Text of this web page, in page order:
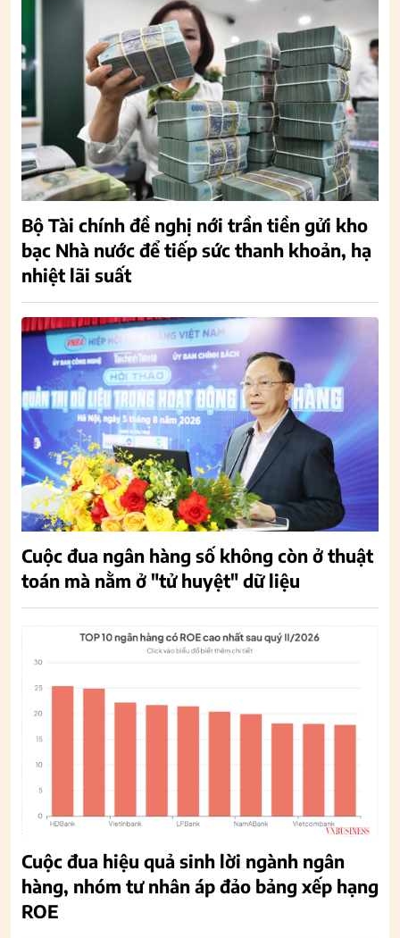
Bộ Tài chính đề nghị nới trần tiền gửi kho
bạc Nhà nước để tiếp sức thanh khoản, hạ
nhiệt lãi suất
Cuộc đua ngân hàng số không còn ở thuật
toán mà nằm ở "tử huyệt" dữ liệu
Cuộc đua hiệu quả sinh lời ngành ngân
hàng, nhóm tư nhân áp đảo bảng xếp hạng
ROE